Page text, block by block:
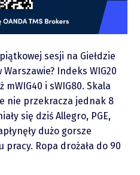
sesji na Giełdzie
Indeks WIG20
mWIG40 i sWIG80. Skala
nie przekracza jednak 8
się dziś Allegro, PGE,
dużo gorsze
Ropa drożała do 90